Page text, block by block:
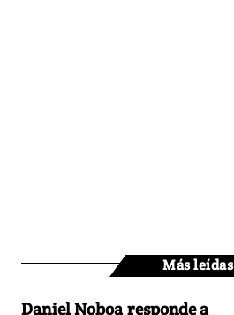
Más leídas
Daniel Noboa responde a